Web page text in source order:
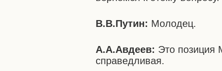
В.В.Путин: Молодец.
А.А.Авдеев: Это позиция
справедливая.